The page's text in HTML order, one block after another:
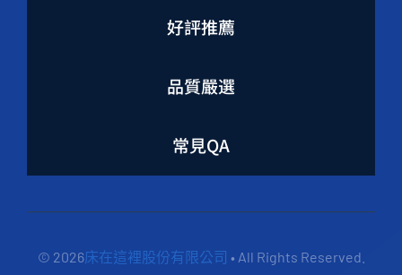
好評推薦
品質嚴選
常見QA
© 2026床在這裡股份有限公司 • All Rights Reserved.